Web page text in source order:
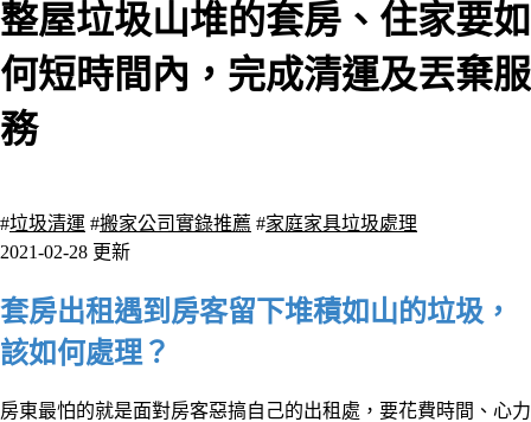
整屋垃圾山堆的套房、住家要如
何短時間內，完成清運及丟棄服
務
#垃圾清運 #搬家公司實錄推薦 #家庭家具垃圾處理
2021-02-28 更新
套房出租遇到房客留下堆積如山的垃圾，
該如何處理？
房東最怕的就是面對房客惡搞自己的出租處，要花費時間、心力